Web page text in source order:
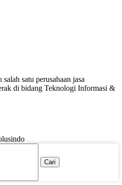
satu perusahaan jasa
di bidang Teknologi Informasi &
Cari